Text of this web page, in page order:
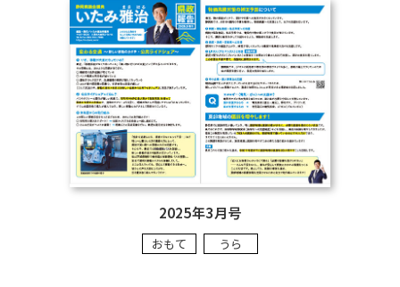
2025年3月号
おもて うら